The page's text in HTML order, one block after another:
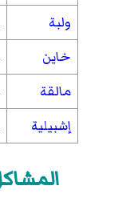
ولبة
خاين
مالقة
إشبيلية